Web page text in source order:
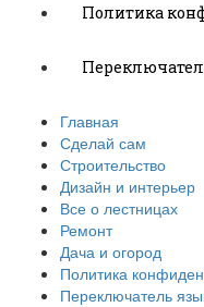
Политика
Главная
Сделай сам
Строительство
Дизайн и интерьер
Все о лестницах
Ремонт
Дача и огород
Политика
Переключатель